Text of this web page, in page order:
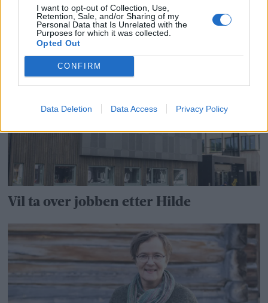
I want to opt-out of Collection, Use,
Retention, Sale, and/or Sharing of my
Personal Data that Is Unrelated with the
Purposes for which it was collected.
Opted Out
CONFIRM
Data Deletion Data Access Privacy Policy
– Vi har i flere tiår jobba med likeverd i
organisasjonen
Vil ta over jobben etter Hilde